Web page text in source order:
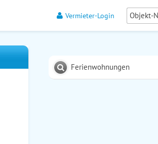
Vermieter-Login
Ferienwohnungen